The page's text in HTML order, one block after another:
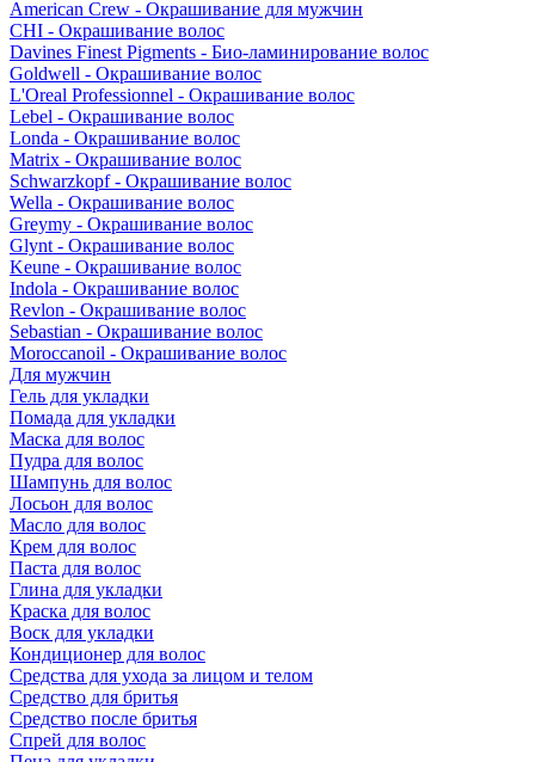
American Crew - Окрашивание для мужчин
CHI - Окрашивание волос
Davines Finest Pigments - Био-ламинирование волос
Goldwell - Окрашивание волос
L'Oreal Professionnel - Окрашивание волос
Lebel - Окрашивание волос
Londa - Окрашивание волос
Matrix - Окрашивание волос
Schwarzkopf - Окрашивание волос
Wella - Окрашивание волос
Greymy - Окрашивание волос
Glynt - Окрашивание волос
Keune - Окрашивание волос
Indola - Окрашивание волос
Revlon - Окрашивание волос
Sebastian - Окрашивание волос
Moroccanoil - Окрашивание волос
Для мужчин
Гель для укладки
Помада для укладки
Маска для волос
Пудра для волос
Шампунь для волос
Лосьон для волос
Масло для волос
Крем для волос
Паста для волос
Глина для укладки
Краска для волос
Воск для укладки
Кондиционер для волос
Средства для ухода за лицом и телом
Средство для бритья
Средство после бритья
Спрей для волос